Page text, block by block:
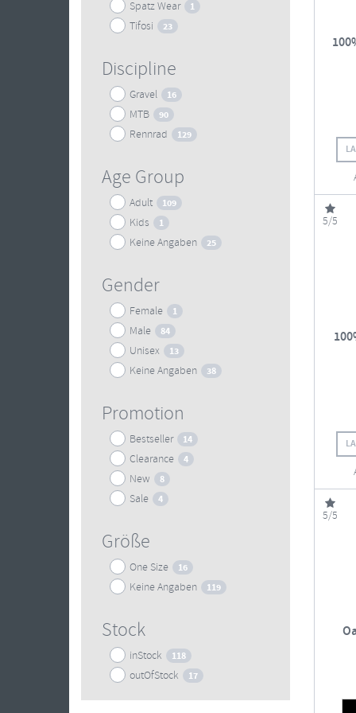
Spatz Wear 1
Tifosi 23
Discipline
Gravel 16
MTB 90
Rennrad 129
Age Group
Adult 109
Kids 1
Keine Angaben 25
Gender
Female 1
Male 84
Unisex 13
Keine Angaben 38
Promotion
Bestseller 14
Clearance 4
New 8
Sale 4
Größe
One Size 16
Keine Angaben 119
Stock
inStock 118
outOfStock 17
5/5
5/5